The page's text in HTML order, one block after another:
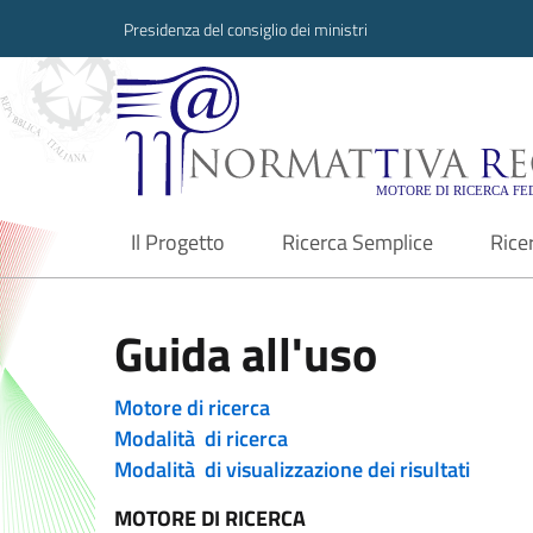
Presidenza del consiglio dei ministri
Normattiva
Il Progetto
current Ricerca Semplice
Guida all'uso
Motore di ricerca
Modalità di ricerca
Modalità di visualizzazione dei risultati
MOTORE DI RICERCA